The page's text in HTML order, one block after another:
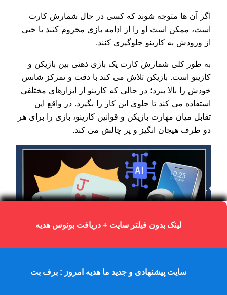
اگر آن ها متوجه شوند که کسی در حال شمارش کارت
است، ممکن است او را از ادامه بازی محروم کنند یا حتی
از ورودش به کازینو جلوگیری کنند.
به طور کلی شمارش کارت یک بازی ذهنی بین بازیکن و
کازینو است. بازیکن تلاش می‌ کند با دقت و تمرکز شانس
خودش را بالا ببرد؛ در حالی که کازینو از ابزارهای مختلفی
استفاده می‌ کند تا جلوی این کار را بگیرد. در واقع این
تقابل میان مهارت بازیکن و قوانین کازینو، بازی را برای هر
دو طرف هیجان انگیز و پر چالش می‌ کند.
لینک بدون فیلتر سایت + دریافت بونوس هدیه
سایت پیشنهادی و جدید ما هدیه امروز : برف بت